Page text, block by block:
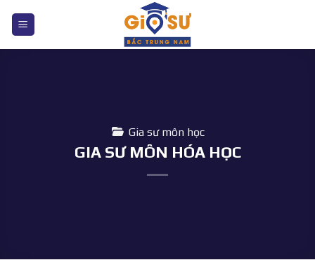
nội
Gia sư môn học
GIA SƯ MÔN HÓA HỌC